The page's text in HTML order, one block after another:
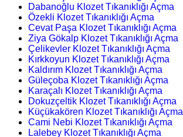
Dabanoğlu Klozet Tıkanıklığı Açma
Özekli Klozet Tıkanıklığı Açma
Cevat Paşa Klozet Tıkanıklığı Açma
Ziya Gökalp Klozet Tıkanıklığı Açma
Çelikevler Klozet Tıkanıklığı Açma
Kırkkoyun Klozet Tıkanıklığı Açma
Kaldırım Klozet Tıkanıklığı Açma
Güleçoba Klozet Tıkanıklığı Açma
Karaçalı Klozet Tıkanıklığı Açma
Dokuzçeltik Klozet Tıkanıklığı Açma
Küçükakören Klozet Tıkanıklığı Açma
Cami Nebi Klozet Tıkanıklığı Açma
Lalebey Klozet Tıkanıklığı Açma